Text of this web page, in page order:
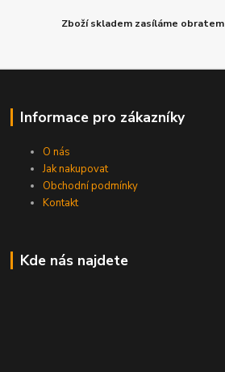
Zboží skladem zasíláme obratem
Informace pro zákazníky
O nás
Jak nakupovat
Obchodní podmínky
Kontakt
Kde nás najdete